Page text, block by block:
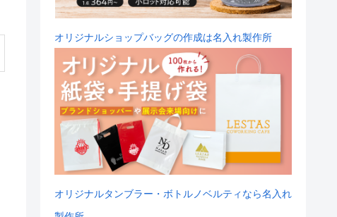
オリジナルショップバッグの作成は名入れ製作所
オリジナルタンブラー・ボトルノベルティなら名入れ